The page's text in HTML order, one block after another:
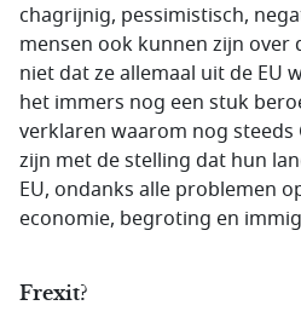
chagrijnig, pessimistisch,
mensen ook kunnen zijn over
niet dat ze allemaal uit de EU
het immers nog een stuk
verklaren waarom nog steeds
zijn met de stelling dat hun
EU, ondanks alle problemen
economie, begroting en
Frexit?